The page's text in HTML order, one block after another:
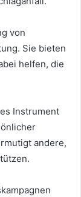
von
Sie bieten
helfen, die
Instrument
andere,